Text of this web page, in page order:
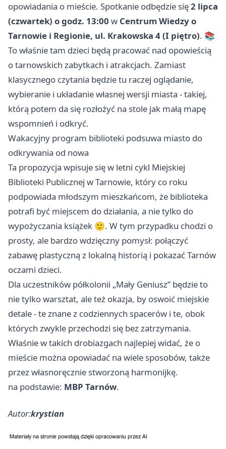
opowiadania o mieście. Spotkanie odbędzie się2 lipca
(czwartek) o godz. 13:00 w Centrum Wiedzy o
Tarnowie i Regionie, ul. Krakowska 4 (I piętro). 📚
To właśnie tam dzieci będą pracować nad opowieścią
o tarnowskich zabytkach i atrakcjach. Zamiast
klasycznego czytania będzie tu raczej oglądanie,
wybieranie i układanie własnej wersji miasta - takiej,
którą potem da się rozłożyć na stole jak małą mapę
wspomnień i odkryć.
Wakacyjny program biblioteki podsuwa miasto do
odkrywania od nowa
Ta propozycja wpisuje się w letni cykl Miejskiej
Biblioteki Publicznej w Tarnowie, który co roku
podpowiada młodszym mieszkańcom, że biblioteka
potrafi być miejscem do działania, a nie tylko do
wypożyczania książek 🙂. W tym przypadku chodzi o
prosty, ale bardzo wdzięczny pomysł: połączyć
zabawę plastyczną z lokalną historią i pokazać Tarnów
oczami dzieci.
Dla uczestników półkolonii „Mały Geniusz” będzie to
nie tylko warsztat, ale też okazja, by oswoić miejskie
detale - te znane z codziennych spacerów i te, obok
których zwykle przechodzi się bez zatrzymania.
Właśnie w takich drobiazgach najlepiej widać, że o
mieście można opowiadać na wiele sposobów, także
przez własnoręcznie stworzoną harmonijkę.
na podstawie: MBP Tarnów.
Autor:krystian